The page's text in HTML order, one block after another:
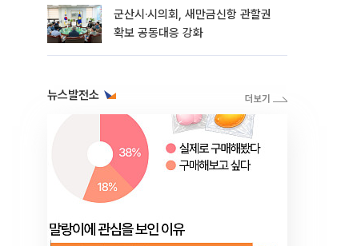
군산시·시의회, 새만금신항 관할권
확보 공동대응 강화
뉴스발전소